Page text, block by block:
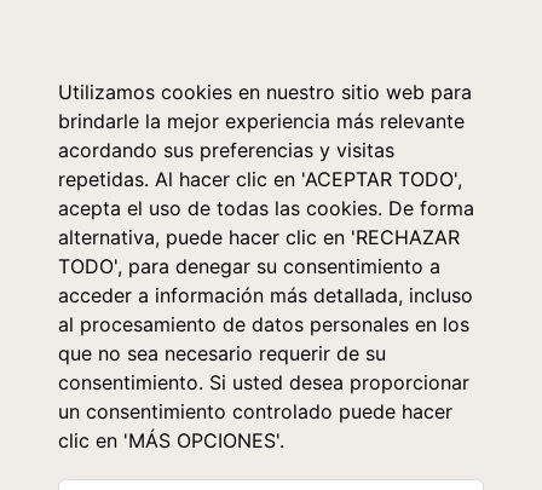
Utilizamos cookies en nuestro sitio web para
brindarle la mejor experiencia más relevante
acordando sus preferencias y visitas
repetidas. Al hacer clic en 'ACEPTAR TODO',
acepta el uso de todas las cookies. De forma
alternativa, puede hacer clic en 'RECHAZAR
TODO', para denegar su consentimiento a
acceder a información más detallada, incluso
al procesamiento de datos personales en los
que no sea necesario requerir de su
consentimiento. Si usted desea proporcionar
un consentimiento controlado puede hacer
clic en 'MÁS OPCIONES'.